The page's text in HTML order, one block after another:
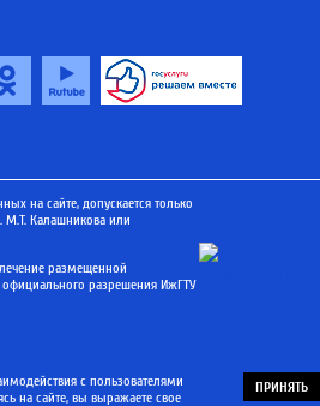
на сайте, допускается только
Калашникова или
размещенной
разрешения ИжГТУ
с пользователями
на сайте, вы выражаете свое
ПРИНЯТЬ